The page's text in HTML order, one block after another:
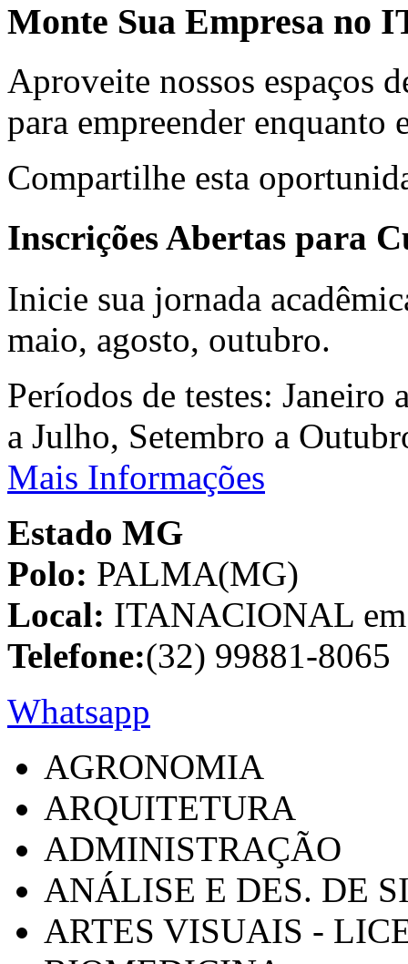
Monte Sua Empresa no
Aproveite nossos espaços
para empreender enquanto
Compartilhe esta
Inscrições Abertas para
Inicie sua jornada
maio, agosto, outubro.
Períodos de testes:
a Julho, Setembro a
Mais Informações
Estado MG
Polo: PALMA(MG)
Local: ITANACIONAL
Telefone:(32) 99881-8065
Whatsapp
AGRONOMIA
ARQUITETURA
ADMINISTRAÇÃO
ANÁLISE E DES. DE
ARTES VISUAIS -